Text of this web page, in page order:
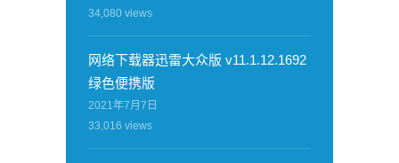
34,080 views
网络下载器迅雷大众版 v11.1.12.1692
绿色便携版
2021年7月7日
33,016 views